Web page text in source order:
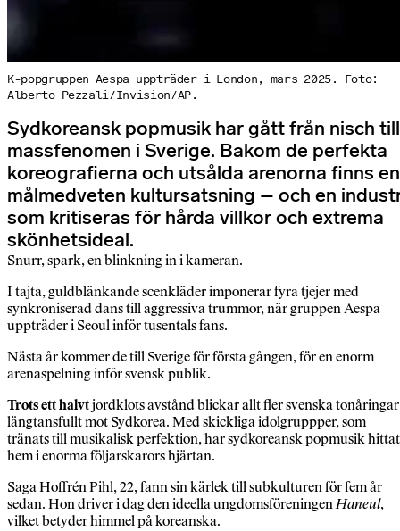
K-popgruppen Aespa uppträder i London, mars 2025. Foto:
Alberto Pezzali/Invision/AP.
Sydkoreansk popmusik har gått från nisch till
massfenomen i Sverige. Bakom de perfekta
koreografierna och utsålda arenorna finns en
målmedveten kultursatsning – och en
som kritiseras för hårda villkor och extrema
skönhetsideal.
Snurr, spark, en blinkning in i kameran.
I tajta, guldblänkande scenkläder imponerar fyra tjejer med
synkroniserad dans till aggressiva trummor, när gruppen Aespa
uppträder i Seoul inför tusentals fans.
Nästa år kommer de till Sverige för första gången, för en enorm
arenaspelning inför svensk publik.
Trots ett halvtjordklots avstånd blickar allt fler svenska tonåringar
längtansfullt mot Sydkorea. Med skickliga idolgruppper, som
tränats till musikalisk perfektion, har sydkoreansk popmusik hittat
hem i enorma följarskarors hjärtan.
Saga Hoffrén Pihl, 22, fann sin kärlek till subkulturen för fem år
sedan. Hon driver i dag den ideella ungdomsföreningenHaneul,
vilket betyder himmel på koreanska.